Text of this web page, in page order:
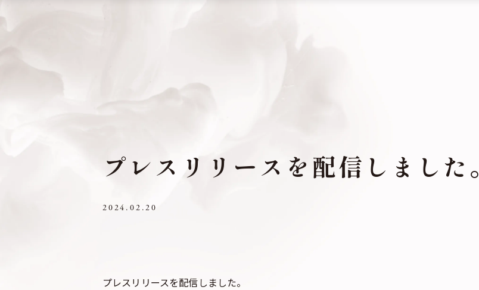
プレスリリースを配信しました。
2024.02.20
プレスリリースを配信しました。